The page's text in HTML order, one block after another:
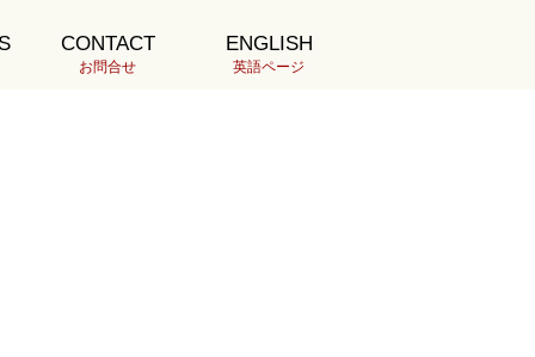
CONTACT
お問合せ
ENGLISH
英語ページ
最新の投稿